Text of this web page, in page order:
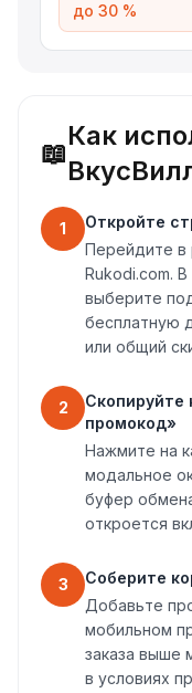
до 30 %
📖
Как
1
Откройте
Перейдите в
Rukodi.com.
выберите
бесплатную
или общий
2
Скопируйте
промокод»
Нажмите на
модальное
буфер
откроется
3
Соберите
Добавьте
мобильном
заказа выше
в условиях